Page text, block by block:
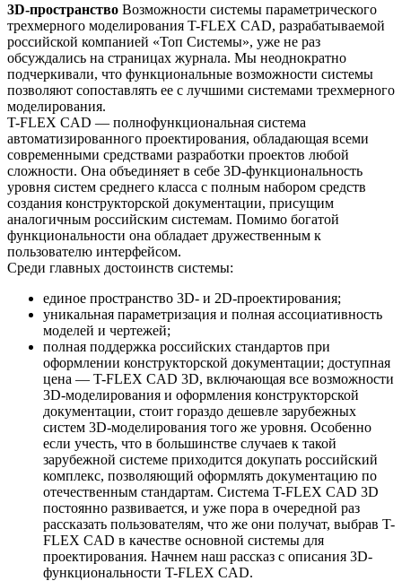
3D-пространство Возможности системы параметрического
трехмерного моделирования T-FLEX CAD, разрабатываемой
российской компанией «Топ Системы», уже не раз
обсуждались на страницах журнала. Мы неоднократно
подчеркивали, что функциональные возможности системы
позволяют сопоставлять ее с лучшими системами трехмерного
моделирования.
T-FLEX CAD — полнофункциональная система
автоматизированного проектирования, обладающая всеми
современными средствами разработки проектов любой
сложности. Она объединяет в себе 3D-функциональность
уровня систем среднего класса с полным набором средств
создания конструкторской документации, присущим
аналогичным российским системам. Помимо богатой
функциональности она обладает дружественным к
пользователю интерфейсом.
Среди главных достоинств системы:
единое пространство 3D- и 2D-проектирования;
уникальная параметризация и полная ассоциативность
моделей и чертежей;
полная поддержка российских стандартов при
оформлении конструкторской документации; доступная
цена — T-FLEX CAD 3D, включающая все возможности
3D-моделирования и оформления конструкторской
документации, стоит гораздо дешевле зарубежных
систем 3D-моделирования того же уровня. Особенно
если учесть, что в большинстве случаев к такой
зарубежной системе приходится докупать российский
комплекс, позволяющий оформлять документацию по
отечественным стандартам. Система T-FLEX CAD 3D
постоянно развивается, и уже пора в очередной раз
рассказать пользователям, что же они получат, выбрав T-
FLEX CAD в качестве основной системы для
проектирования. Начнем наш рассказ с описания 3D-
функциональности T-FLEX CAD.